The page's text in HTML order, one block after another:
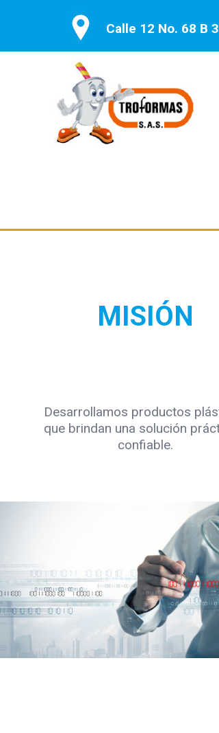
Calle 12 No. 68 B
MISIÓN
Desarrollamos productos
que brindan una solución
confiable.